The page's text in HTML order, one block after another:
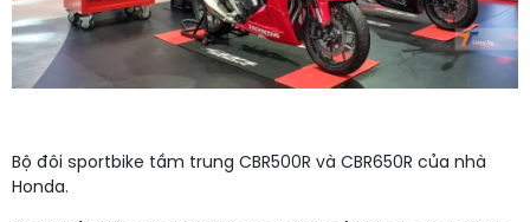
Bộ đôi sportbike tầm trung CBR500R và CBR650R của nhà
Honda.